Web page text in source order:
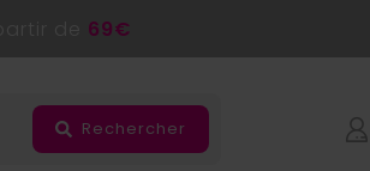
69€
Rechercher